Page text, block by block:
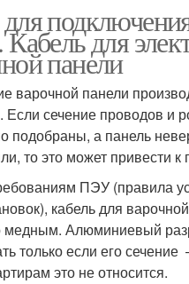
Кабель для
панели
варочной панели
Если сечение проводов и
подобраны, а панель
то это может привести к
ПЭУ (правила
кабель для
медным. Алюминиевый
только если его
это не относится.